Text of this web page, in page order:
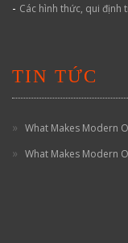
- Các hình thức, qui định
TIN TỨC
What Makes Modern
What Makes Modern